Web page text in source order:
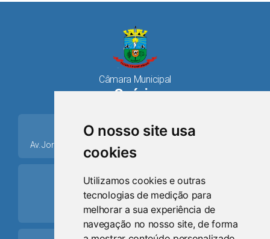
O nosso site usa
cookies
Utilizamos cookies e outras
tecnologias de medição para
melhorar a sua experiência de
navegação no nosso site, de forma
Câmara Municipal
Osório
place
Av. Jorge Dariva, 1211, Centro CEP: 95520.000 - Osório/RS
ring_volume
Telefone
(51) 9 8024-0884